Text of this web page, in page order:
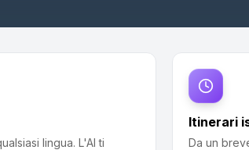
lingua. L'AI ti
Itinerari
Da un